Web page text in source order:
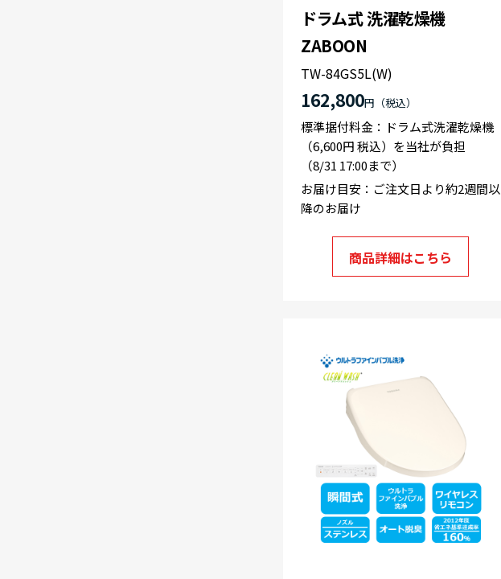
ドラム式 洗濯乾燥機
ZABOON
TW-84GS5L(W)
162,800円
標準据付料金：ドラム式洗濯乾燥機
（6,600円 税込）を当社が負担
（8/31 17:00まで）
お届け目安：ご注文日より約2週間以
降のお届け
商品詳細はこちら